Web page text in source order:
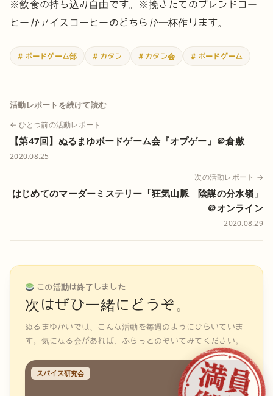
※飲食の持ち込み自由です。
※挽きたてのブレンドコー
ヒーかアイスコーヒーのどちらか一杯作ります。
# ボードゲーム部 # カタン # カタン会 # ボードゲーム
活動レポートを続けて読む
← ひとつ前の活動レポート
【第47回】ぬるまゆボードゲーム会『オプゲー』＠倉敷
2020.08.25
次の活動レポート →
はじめてのマーダーミステリー「狂気山脈 陰謀の分水嶺」
＠オンライン
2020.08.29
この活動は終了しました
次はぜひ一緒にどうぞ。
ぬるまゆかいでは、こんな活動を毎週のようにひらいていま
す。気になる会があれば、ふらっとのぞいてみてください。
スパイス研究会